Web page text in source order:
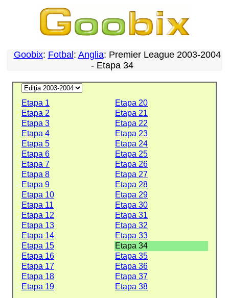
Goobix: Fotbal : Anglia: Premier League 2003-2004
- Etapa 34
Etapa 1
Etapa 20
Etapa 2
Etapa 21
Etapa 3
Etapa 22
Etapa 4
Etapa 23
Etapa 5
Etapa 24
Etapa 6
Etapa 25
Etapa 7
Etapa 26
Etapa 8
Etapa 27
Etapa 9
Etapa 28
Etapa 10
Etapa 29
Etapa 11
Etapa 30
Etapa 12
Etapa 31
Etapa 13
Etapa 32
Etapa 14
Etapa 33
Etapa 15
Etapa 34
Etapa 16
Etapa 35
Etapa 17
Etapa 36
Etapa 18
Etapa 37
Etapa 19
Etapa 38